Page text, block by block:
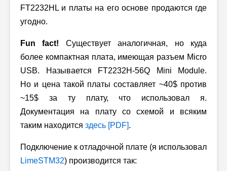
FT2232HL и платы на его основе продаются где
угодно.
Fun fact! Существует аналогичная, но куда
более компактная плата, имеющая разъем Micro
USB. Называется FT2232H-56Q Mini Module.
Но и цена такой платы составляет ~40$ против
~15$ за ту плату, что использовал я.
Документация на плату со схемой и всяким
таким находится здесь [PDF].
Подключение к отладочной плате (я использовал
LimeSTM32) производится так: